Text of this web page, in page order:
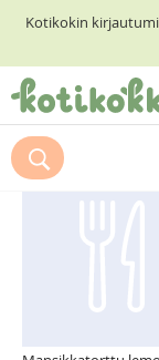
Kotikokin
ETUSIVU
RESEPTIHAKU
Suosittelemme